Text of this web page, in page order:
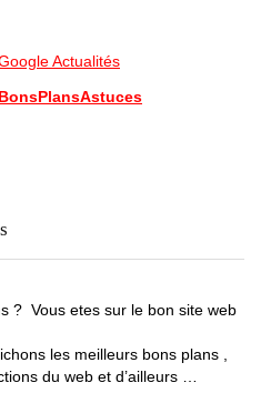
Actualités
? Vous etes sur le bon site web
les meilleurs bons plans ,
du web et d’ailleurs …